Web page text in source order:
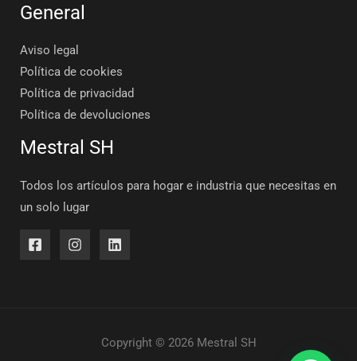
General
Aviso legal
Política de cookies
Política de privacidad
Política de devoluciones
Mestral SH
Todos los artículos para hogar e industria que necesitas en
un solo lugar
Copyright © 2026 Mestral SH